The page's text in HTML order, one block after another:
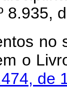
8.935,
o
de